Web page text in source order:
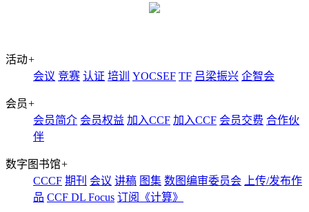
活动+
会议 竞赛 认证 培训 YOCSEF TF 吕梁振兴 企智会
会员+
会员简介 会员权益 加入CCF 加入CCF 会员交费 合作伙
伴
数字图书馆+
CCCF 期刊 会议 讲稿 图集 数图编审委员会
上传/发布作
品 CCF DL Focus 订阅《计算》